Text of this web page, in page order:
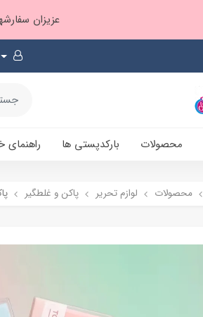
عزیزان سفارشها ۱ تا ۲ روز بعد از ثبت، از طریق پست پیشتاز ارسال و بارکدپستی پیامک
محصولات بارکدپستی ها راهنمای
محصولات لوازم تحریر پاکن و غلطگیر